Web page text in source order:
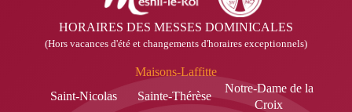
HORAIRES DES MESSES DOMINICALES
(Hors vacances d'été et changements d'horaires exceptionnels)
Maisons-Laffitte
Saint-Nicolas
Sainte-Thérèse
Notre-Dame de la
Croix